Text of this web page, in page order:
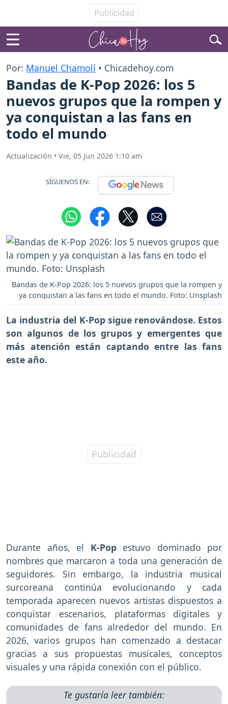
Por: Manuel Chamolí • Chicadehoy.com
Bandas de K-Pop 2026: los 5
nuevos grupos que la rompen y
ya conquistan a las fans en
todo el mundo
Actualización • Vie, 05 Jun 2026 1:10 am
SÍGUENOS EN:
Bandas de K-Pop 2026: los 5 nuevos grupos que la rompen y
ya conquistan a las fans en todo el mundo. Foto: Unsplash
La industria del K-Pop sigue renovándose. Estos
son algunos de los grupos y emergentes que
más atención están captando entre las fans
este año.
Durante años, el K-Popestuvo dominado por
nombres que marcaron a toda una generación de
seguidores. Sin embargo, la industria musical
surcoreana continúa evolucionando y cada
temporada aparecen nuevos artistas dispuestos a
conquistar escenarios, plataformas digitales y
comunidades de fans alrededor del mundo. En
2026, varios grupos han comenzado a destacar
gracias a sus propuestas musicales, conceptos
visuales y una rápida conexión con el público.
Te gustaría leer también: